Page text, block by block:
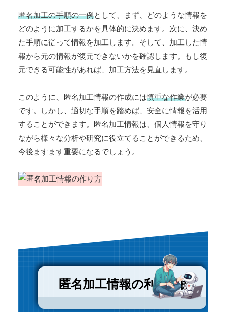
匿名加工の手順の一例として、まず、どのような情報を
どのように加工するかを具体的に決めます。次に、決め
た手順に従って情報を加工します。そして、加工した情
報から元の情報が復元できないかを確認します。もし復
元できる可能性があれば、加工方法を見直します。
このように、匿名加工情報の作成には慎重な作業が必要
です。しかし、適切な手順を踏めば、安全に情報を活用
することができます。匿名加工情報は、個人情報を守り
ながら様々な分析や研究に役立てることができるため、
今後ますます重要になるでしょう。
匿名加工情報の利用範囲